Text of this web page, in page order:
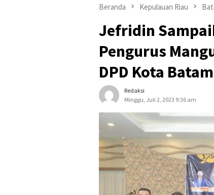
Beranda Kepulauan Riau
Jefridin
Pengurus
DPD Kota
Redaksi
Minggu, Juli 2, 2023 9:36 am